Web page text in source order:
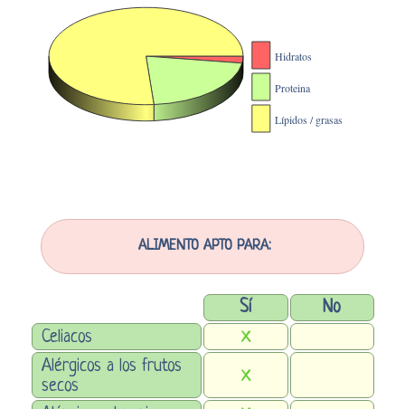
ALIMENTO APTO PARA:
Sí
No
Celiacos
X
Alérgicos a los frutos
secos
X